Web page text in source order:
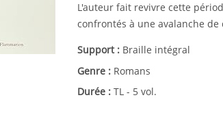
L'auteur fait revivre cette
confrontés à une avalanche
Support : Braille intégral
Genre : Romans
Durée : TL - 5 vol.